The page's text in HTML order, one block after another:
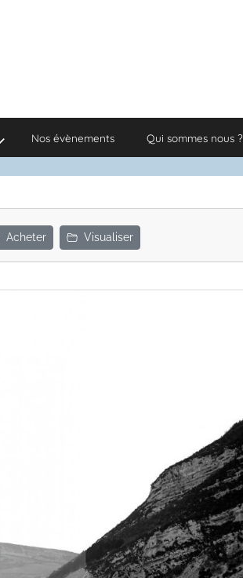
Nos évènements Qui sommes nous ?
Acheter Visualiser